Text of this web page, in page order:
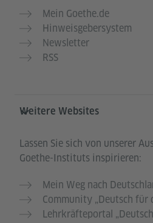
Mein Goethe.de
Hinweisgebersystem
Newsletter
RSS
Weitere Websites
Lassen Sie sich von unserer
Goethe-Instituts inspirieren:
Mein Weg nach
Community „Deutsch für
Lehrkräfteportal